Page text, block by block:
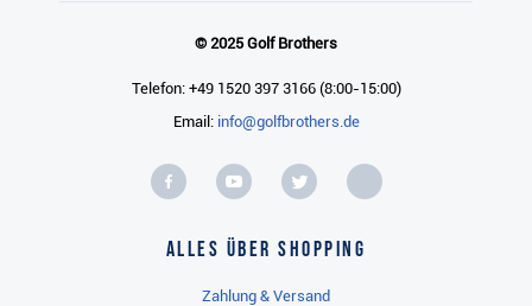
© 2025 Golf Brothers
Telefon: +49 1520 397 3166 (8:00-15:00)
Email: info@golfbrothers.de
Alles über Shopping
Zahlung & Versand